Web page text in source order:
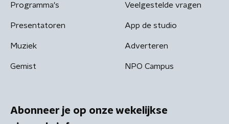
Programma's
Presentatoren
Muziek
Gemist
Veelgestelde vragen
App de studio
Adverteren
NPO Campus
Abonneer je op onze wekelijkse